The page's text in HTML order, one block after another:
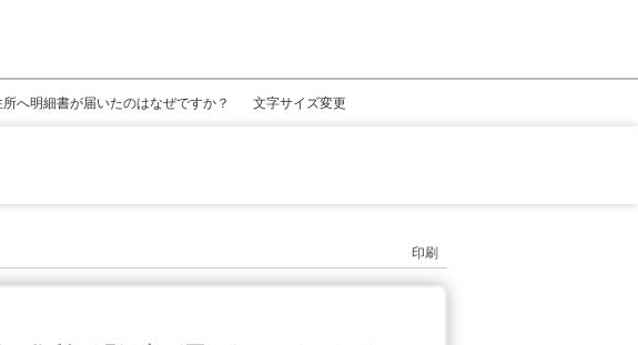
文字サイズ変更
へ明細書が届いたのはなぜですか？
印刷